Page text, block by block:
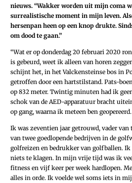
nieuws. “Wakker worden uit mijn coma
surrealistische moment in mijn leven.
hersenpan heen op een knop drukte.
om dood te gaan.”
“Wat er op donderdag 20 februari 2020
is gebeurd, weet ik alleen van horen
schijnt het, in het Valckensteinse bos in
getroffen door een hartstilstand. Pats-
op 832 meter. Twintig minuten had ik
schok van de AED-apparatuur bracht
op gang, waarna ik meteen ben geopereerd.
Ik was zeventien jaar getrouwd, vader van
van twee goedlopende bedrijven in de
golfreizen en bedrukker van golfballen. Ik
niets te klagen. In mijn vrije tijd was ik
fitness en vijf keer per week hardlopen.
alles in orde. Ik voelde wel soms iets in